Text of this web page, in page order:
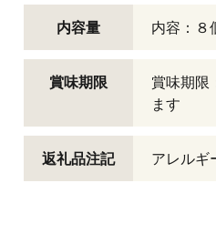
内容量 内容：８
賞味期限
賞味期限
ます
返礼品注記 アレルギ